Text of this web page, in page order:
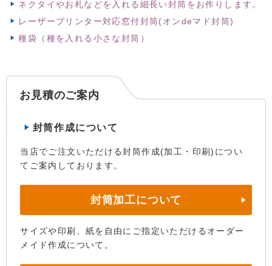
ネクタイやお札などを入れる細長い封筒をお作りします。
レーザープリンター対応窓付封筒(オンdeマド封筒)
種袋（種を入れる小さな封筒）
お見積のご案内
封筒作成について
当店でご注文いただける封筒作成(加工・印刷)につい
てご案内しております。
封筒加工について
サイズや印刷、紙を自由にご指定いただけるオーダー
メイド作成について。